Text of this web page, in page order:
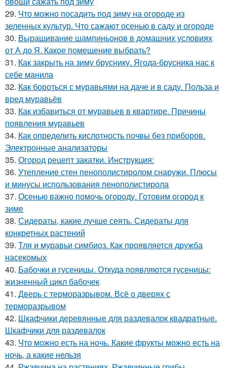
29. Что можно посадить под зиму на огороде из
зеленных культур. Что сажают осенью в саду и огороде
30. Выращивание шампиньонов в домашних условиях
от А до Я. Какое помещение выбрать?
31. Как закрыть на зиму бруснику. Ягода-брусника нас к
себе манила
32. Как бороться с муравьями на даче и в саду. Польза и
вред муравьёв
33. Как избавиться от муравьев в квартире. Причины
появления муравьев
34. Как определить кислотность почвы без приборов.
Электронные анализаторы
35. Огород рецепт закатки. Инструкция:
36. Утепление стен пенополистиролом снаружи. Плюсы
и минусы использования пенополистирола
37. Осенью важно помочь огороду. Готовим огород к
зиме
38. Сидераты, какие лучше сеять. Сидераты для
конкретных растений
39. Тля и муравьи симбиоз. Как проявляется дружба
насекомых
40. Бабочки и гусеницы. Откуда появляются гусеницы:
жизненный цикл бабочек
41. Дверь с терморазрывом. Всё о дверях с
терморазрывом
42. Шкафчики деревянные для раздевалок квадратные.
Шкафчики для раздевалок
43. Что можно есть на ночь. Какие фрукты можно есть на
ночь, а какие нельзя